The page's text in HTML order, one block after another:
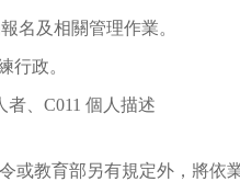
名及相關管理作業。
行政。
者、C011 個人描述
或教育部另有規定外，將依